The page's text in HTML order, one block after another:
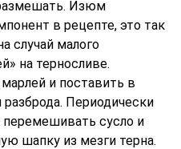
Изюм
в рецепте, это так
случай малого
на терносливе.
и поставить в
разброда. Периодически
перемешивать сусло и
шапку из мезги терна.